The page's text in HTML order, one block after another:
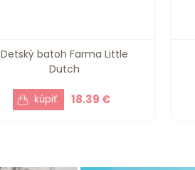
Detský batoh Farma Little
Dutch
18.39 €